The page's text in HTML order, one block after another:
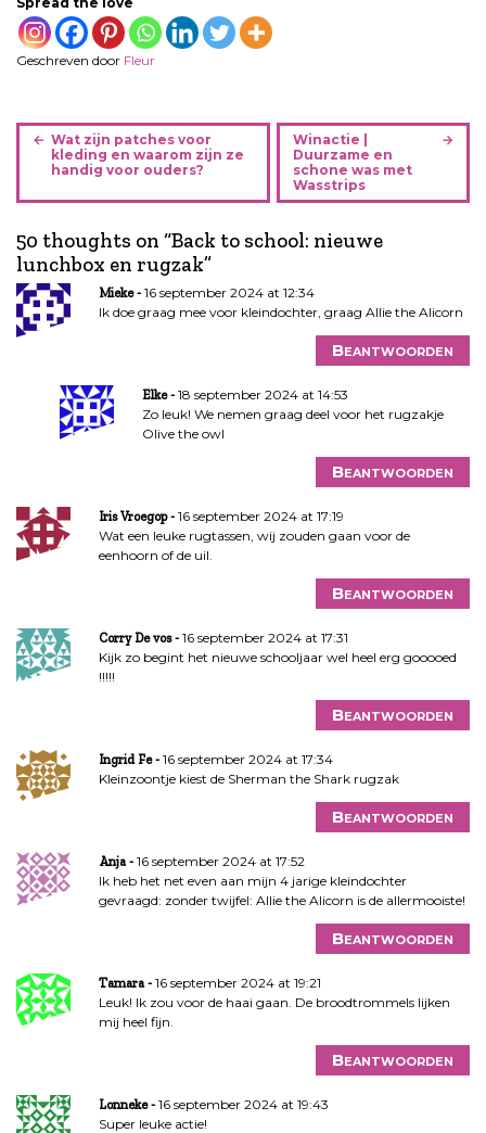
Geschreven door Fleur
B
i
c
h
t
n
a
Wat zijn patches voor
kleding en waarom zijn ze
handig voor ouders?
Winactie |
Duurzame en
schone was met
Wasstrips
50 thoughts on “Back to school: nieuwe
lunchbox en rugzak”
Mieke
16 september 2024 at 12:34
Ik doe graag mee voor kleindochter, graag Allie the Alicorn
Beantwoorden
Elke
18 september 2024 at 14:53
Zo leuk! We nemen graag deel voor het rugzakje
Olive the owl
Beantwoorden
Iris Vroegop
16 september 2024 at 17:19
Wat een leuke rugtassen, wij zouden gaan voor de
eenhoorn of de uil.
Beantwoorden
Corry De vos
16 september 2024 at 17:31
Kijk zo begint het nieuwe schooljaar wel heel erg gooooed
!!!!!
Beantwoorden
Ingrid Fe
16 september 2024 at 17:34
Kleinzoontje kiest de Sherman the Shark rugzak
Beantwoorden
Anja
16 september 2024 at 17:52
Ik heb het net even aan mijn 4 jarige kleindochter
gevraagd: zonder twijfel: Allie the Alicorn is de allermooiste!
Beantwoorden
Tamara
16 september 2024 at 19:21
Leuk! Ik zou voor de haai gaan. De broodtrommels lijken
mij heel fijn.
Beantwoorden
Lonneke
16 september 2024 at 19:43
Super leuke actie!